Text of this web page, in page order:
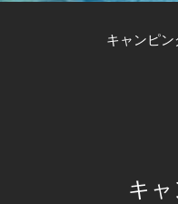
キャンピ
キ